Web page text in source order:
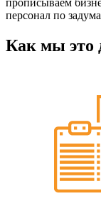
персонал по
Как мы это